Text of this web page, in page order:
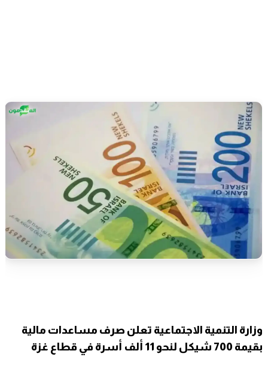
وزارة التنمية الاجتماعية تعلن صرف مساعدات مالية
بقيمة 700 شيكل لنحو 11 ألف أسرة في قطاع غزة